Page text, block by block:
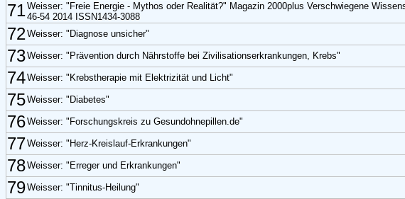
71Weisser: "Freie Energie - Mythos oder Realität?" Magazin 2000plus Verschwiegene
46-54 2014 ISSN1434-3088
72Weisser: "Diagnose unsicher"
73Weisser: "Prävention durch Nährstoffe bei Zivilisationserkrankungen, Krebs"
74Weisser: "Krebstherapie mit Elektrizität und Licht"
75Weisser: "Diabetes"
76Weisser: "Forschungskreis zu Gesundohnepillen.de"
77Weisser: "Herz-Kreislauf-Erkrankungen"
78Weisser: "Erreger und Erkrankungen"
79Weisser: "Tinnitus-Heilung"